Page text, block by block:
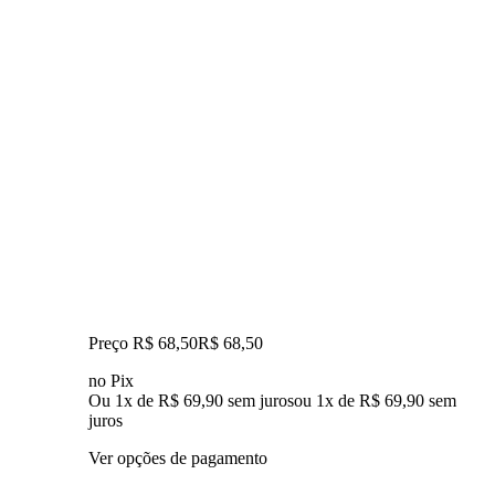
Preço R$ 68,50R$ 68,50
no Pix
Ou 1x de R$ 69,90 sem jurosou 1x de R$ 69,90 sem
juros
Ver opções de pagamento